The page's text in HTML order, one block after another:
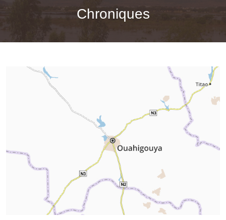
Chroniques